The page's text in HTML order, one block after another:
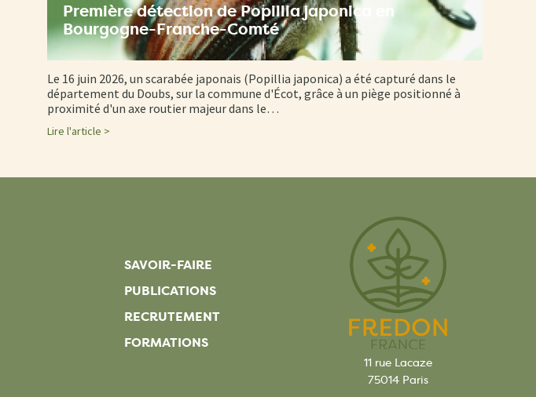
Première détection de Popillia japonica en
Bourgogne-Franche-Comté
Le 16 juin 2026, un scarabée japonais (Popillia japonica) a été capturé dans le
département du Doubs, sur la commune d'Écot, grâce à un piège positionné à
proximité d'un axe routier majeur dans le…
Lire l'article >
SAVOIR-FAIRE
PUBLICATIONS
RECRUTEMENT
FORMATIONS
11 rue Lacaze
75014 Paris